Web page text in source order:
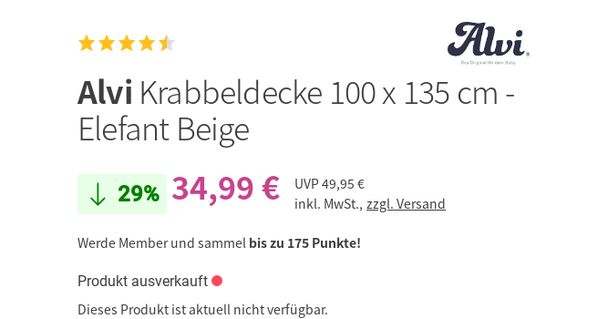
Alvi Krabbeldecke 100 x 135 cm -
Elefant Beige
29% 34,99 € UVP49,95 €
inkl. MwSt., zzgl. Versand
Werde Member und sammel bis zu 175 Punkte!
Produkt ausverkauft
Dieses Produkt ist aktuell nicht verfügbar.